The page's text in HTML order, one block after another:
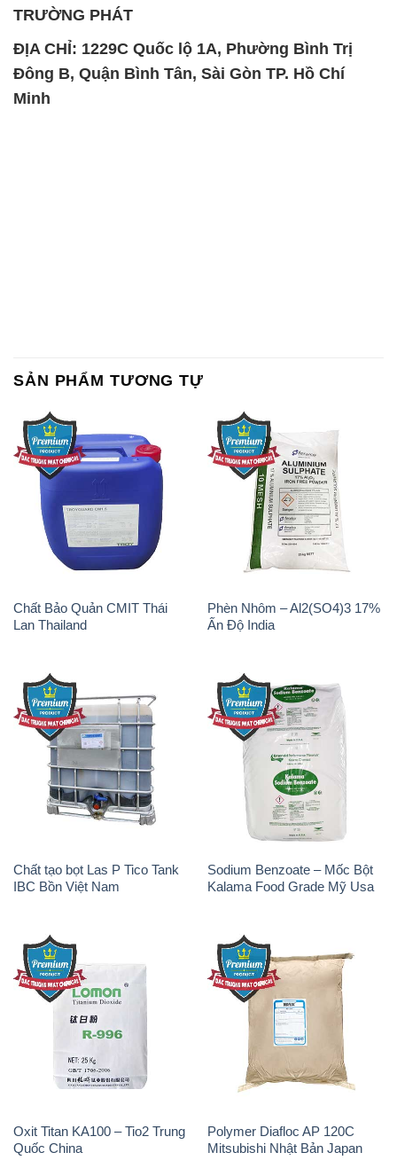
TRƯỜNG PHÁT
ĐỊA CHỈ: 1229C Quốc lộ 1A, Phường Bình Trị
Đông B, Quận Bình Tân, Sài Gòn TP. Hồ Chí
Minh
SẢN PHẨM TƯƠNG TỰ
Chất Bảo Quản CMIT Thái
Lan Thailand
Phèn Nhôm – Al2(SO4)3 17%
Ấn Độ India
Chất tạo bọt Las P Tico Tank
IBC Bồn Việt Nam
Sodium Benzoate – Mốc Bột
Kalama Food Grade Mỹ Usa
Oxit Titan KA100 – Tio2 Trung
Quốc China
Polymer Diafloc AP 120C
Mitsubishi Nhật Bản Japan